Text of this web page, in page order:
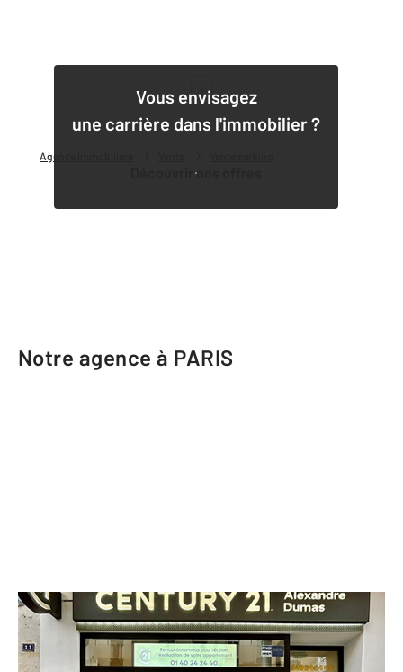
Agence immobilière
Vous envisagez
une carrière dans l'immobilier ?
Découvrir nos offres
1
Notre agence à PARIS
CENTURY 21 Alexandre Dumas
11 rue de Bagnolet